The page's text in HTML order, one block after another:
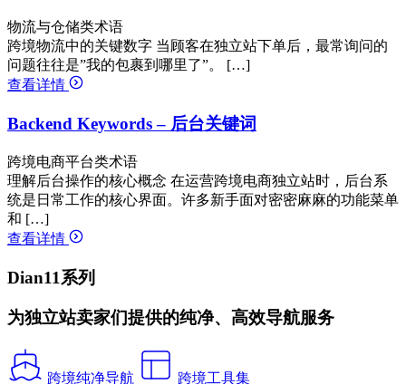
物流与仓储类术语
跨境物流中的关键数字 当顾客在独立站下单后，最常询问的
问题往往是”我的包裹到哪里了”。 […]
查看详情
Backend Keywords – 后台关键词
跨境电商平台类术语
理解后台操作的核心概念 在运营跨境电商独立站时，后台系
统是日常工作的核心界面。许多新手面对密密麻麻的功能菜单
和 […]
查看详情
Dian11系列
为独立站卖家们提供的纯净、高效导航服务
跨境纯净导航 跨境工具集